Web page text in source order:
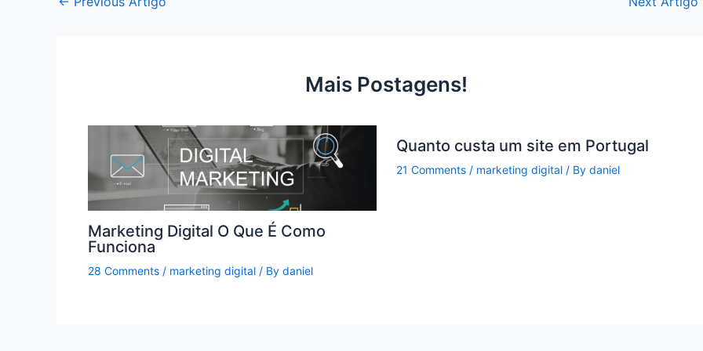
Mais Postagens!
Marketing Digital O Que É Como
Funciona
28 Comments / marketing digital / By daniel
Quanto custa um site em Portugal
21 Comments / marketing digital/ By daniel